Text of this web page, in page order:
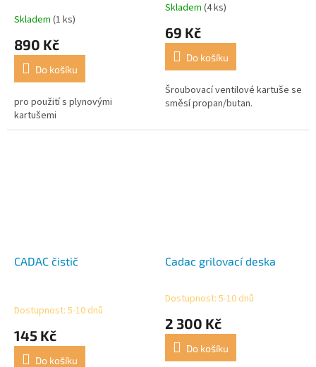
Skladem (1 ks)
890 Kč
Do košíku
pro použití s plynovými
kartušemi
Průměrné
produktu
5,0
5
hvězdiček.
Skladem (4 ks)
69 Kč
Do košíku
Šroubovací ventilové kartuše se
směsí propan/butan.
CADAC čistič
Dostupnost: 5-10 dnů
145 Kč
Do košíku
Cadac grilovací deska
Průměrné
produktu
5,0
Dostupnost: 5-10 dnů
2 300 Kč
Do košíku